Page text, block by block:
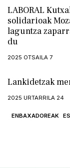
LABORAL
solidarioak
laguntza
du
2025 OTSAILA 7
Lankidetzak
2025 URTARRILA 24
ENBAXADOREAK